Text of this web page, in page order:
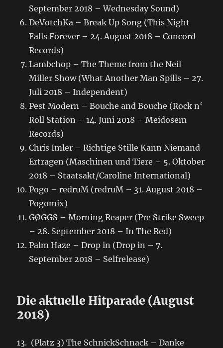
September 2018 – Wednesday Sound)
DeVotchKa – Break Up Song (This Night
Falls Forever – 24. August 2018 – Concord
Records)
Lambchop – The Theme from the Neil
Miller Show (What Another Man Spills – 27.
Juli 2018 – Independent)
Pest Modern – Bouche and Bouche (Rock n‘
Roll Station – 14. Juni 2018 – Meidosem
Records)
Chris Imler – Richtige Stille Kann Niemand
Ertragen (Maschinen und Tiere – 5. Oktober
2018 – Staatsakt/Caroline International)
Pogo – redruM (redruM – 31. August 2018 –
Pogomix)
GØGGS – Morning Reaper (Pre Strike Sweep
– 28. September 2018 – In The Red)
Palm Haze – Drop in (Drop in – 7.
September 2018 – Selfrelease)
Die aktuelle Hitparade (August
2018)
(Platz 3) The SchnickSchnack – Danke